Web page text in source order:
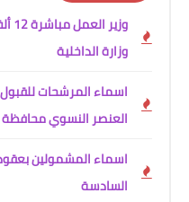
وزارة الداخلية
اسماء المرشحات
العنصر النسوي محافظة
اسماء المشمولين بعقود
السادسة